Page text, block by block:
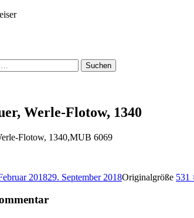
Werle-Flotow, 1340
201829. September 2018Originalgröße 531